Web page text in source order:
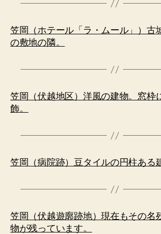
笠岡（ホテール「ラ・ムール」）古
の敷地の隣。
笠岡（伏越地区）洋風の建物。窓枠
飾。
笠岡（病院跡）豆タイルの円柱ある
笠岡（伏越遊廓跡地）現在もその名
物が残っています。